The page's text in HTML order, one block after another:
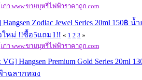
ก่า www.ขายบุหรี่ไฟฟ้าราคาถูก.com
Hangsen Zodiac Jewel Series 20ml 150฿ น้
ใหม่ !!ซื้อ5แถม1!! « 1 2 3 »
ก่า www.ขายบุหรี่ไฟฟ้าราคาถูก.com
VG] Hangsen Premium Gold Series 20ml
าฉลากทอง